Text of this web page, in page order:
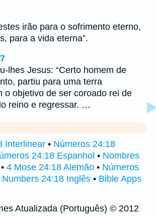
irão para o sofrimento eterno,
para a vida eterna”.
lhes Jesus: “Certo homem de
partiu para uma terra
o objetivo de ser coroado rei de
reino e regressar. …
Interlinear • Números 24:18
24:18 Espanhol • Nombres
• 4 Mose 24:18 Alemão • Números
Numbers 24:18 Inglês • Bible Apps
Atualizada (Português) © 2012